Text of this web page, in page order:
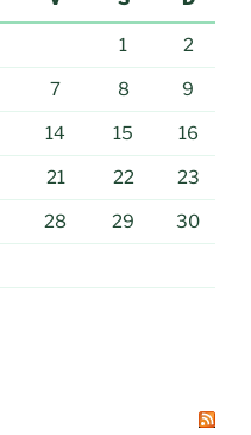
1 2
7 8 9
14 15 16
21 22 23
28 29 30